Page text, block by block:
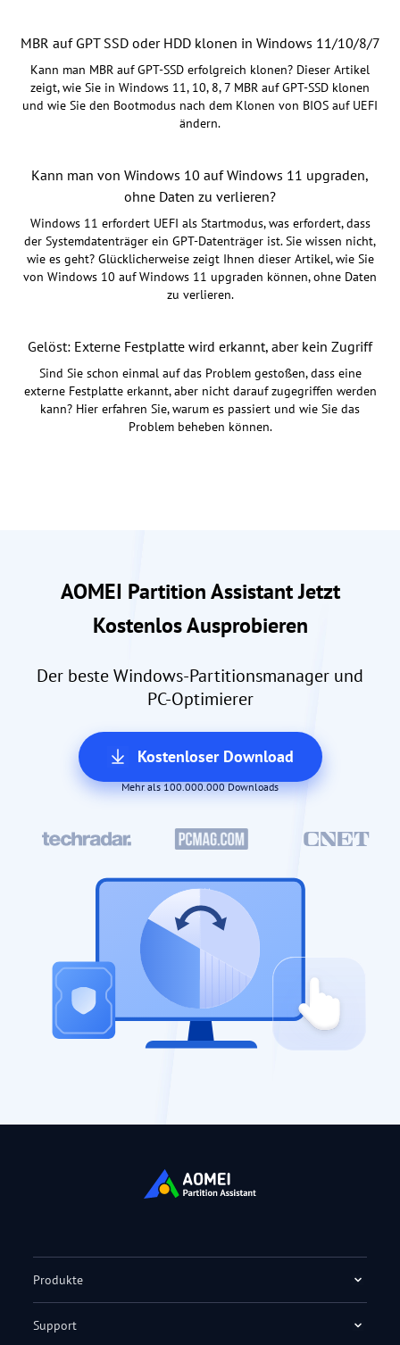
MBR auf GPT SSD oder HDD klonen in Windows 11/10/8/7
Kann man MBR auf GPT-SSD erfolgreich klonen? Dieser Artikel
zeigt, wie Sie in Windows 11, 10, 8, 7 MBR auf GPT-SSD klonen
und wie Sie den Bootmodus nach dem Klonen von BIOS auf UEFI
ändern.
Kann man von Windows 10 auf Windows 11 upgraden,
ohne Daten zu verlieren?
Windows 11 erfordert UEFI als Startmodus, was erfordert, dass
der Systemdatenträger ein GPT-Datenträger ist. Sie wissen nicht,
wie es geht? Glücklicherweise zeigt Ihnen dieser Artikel, wie Sie
von Windows 10 auf Windows 11 upgraden können, ohne Daten
zu verlieren.
Gelöst: Externe Festplatte wird erkannt, aber kein Zugriff
Sind Sie schon einmal auf das Problem gestoßen, dass eine
externe Festplatte erkannt, aber nicht darauf zugegriffen werden
kann? Hier erfahren Sie, warum es passiert und wie Sie das
Problem beheben können.
AOMEI Partition Assistant Jetzt
Kostenlos Ausprobieren
Der beste Windows-Partitionsmanager und
PC-Optimierer
Kostenloser Download
Mehr als 100.000.000 Downloads
Produkte
Support